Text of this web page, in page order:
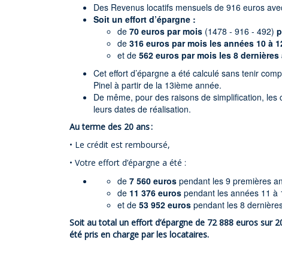
Des Revenus locatifs mensuels de 916 euros
Soit un effort d’épargne :
de 70 euros par mois (1478 - 916 - 492)
de 316 euros par mois les années 10 à
et de 562 euros par mois les 8 dernières
Cet effort d’épargne a été calculé sans tenir
Pinel à partir de la 13ième année.
De même, pour des raisons de simplification,
leurs dates de réalisation.
Au terme des 20 ans :
• Le crédit est remboursé,
• Votre effort d’épargne a été :
de 7 560 euros pendant les 9 premières
de 11 376 euros pendant les années 11 à
et de 53 952 euros pendant les 8
Soit au total un effort d’épargne de 72 888 euros sur
été pris en charge par les locataires.